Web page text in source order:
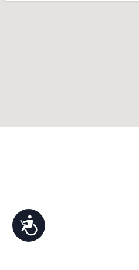
נגישות